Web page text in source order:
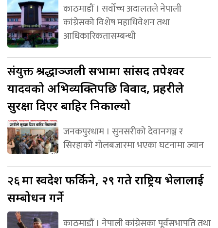
काठमाडौं । सर्वोच्च अदालतले नेपाली
कांग्रेसको विशेष महाधिवेशन तथा
आधिकारिकतासम्बन्धी
संयुक्तश्रद्धाञ्जली सभामा सांसद तपेश्वर
यादवको अभिव्यक्तिपछि विवाद, प्रहरीले
सुरक्षा दिएर बाहिर निकाल्यो
जनकपुरधाम । सुनसरीको देवानगञ्ज र
सिरहाको गोलबजारमा भएका घटनामा ज्यान
२६मा स्वदेश फर्किने, २९ गते राष्ट्रिय भेलालाई
सम्बोधन गर्ने
काठमाडौं । नेपाली कांग्रेसका पूर्वसभापति तथा